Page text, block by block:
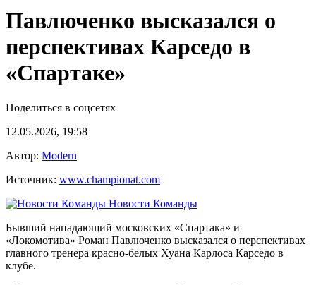
Павлюченко высказался о
перспективах Карседо в
«Спартаке»
Поделиться в соцсетях
12.05.2026, 19:58
Автор: Modern
Источник: www.championat.com
Новости Команды
Бывший нападающий московских «Спартака» и
«Локомотива» Роман Павлюченко высказался о перспективах
главного тренера красно-белых Хуана Карлоса Карседо в
клубе.